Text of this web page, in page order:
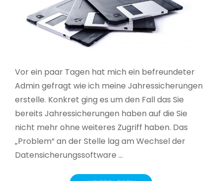
Vor ein paar Tagen hat mich ein befreundeter
Admin gefragt wie ich meine Jahressicherungen
erstelle. Konkret ging es um den Fall das Sie
bereits Jahressicherungen haben auf die Sie
nicht mehr ohne weiteres Zugriff haben. Das
„Problem“ an der Stelle lag am Wechsel der
Datensicherungssoftware …